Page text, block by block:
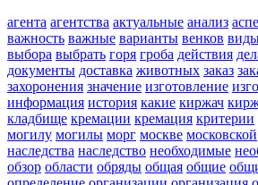
агента агентства актуальные анализ
важность важные варианты венков
выбора выбрать горя гроба действия
документы доставка животных заказ
захоронения значение изготовление
информация история какие киржач
кладбище кремации кремация критерии
могилу могилы морг москве московской
наследства наследство необходимые
обзор области обряды общая общие